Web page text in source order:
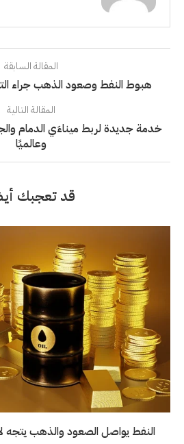
المقالة السابقة
هبوط النفط وصعود الذهب جراء
المقالة التالية
وعالميًا
قد تعجبك
النفط يواصل الصعود والذهب يتجه